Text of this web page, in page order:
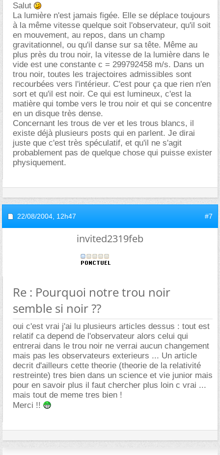
Salut
La lumière n'est jamais figée. Elle se déplace toujours
à la même vitesse quelque soit l'observateur, qu'il soit
en mouvement, au repos, dans un champ
gravitationnel, ou qu'il danse sur sa tête. Même au
plus près du trou noir, la vitesse de la lumière dans le
vide est une constante c = 299792458 m/s. Dans un
trou noir, toutes les trajectoires admissibles sont
recourbées vers l'intérieur. C'est pour ça que rien n'en
sort et qu'il est noir. Ce qui est lumineux, c'est la
matière qui tombe vers le trou noir et qui se concentre
en un disque très dense.
Concernant les trous de ver et les trous blancs, il
existe déjà plusieurs posts qui en parlent. Je dirai
juste que c'est très spéculatif, et qu'il ne s'agit
probablement pas de quelque chose qui puisse exister
physiquement.
22/08/2004, 12h47 #7
invited2319feb
Re : Pourquoi notre trou noir
semble si noir ??
oui c'est vrai j'ai lu plusieurs articles dessus : tout est
relatif ca depend de l'observateur alors celui qui
entrerai dans le trou noir ne verrai aucun changement
mais pas les observateurs exterieurs ... Un article
decrit d'ailleurs cette theorie (theorie de la relativité
restreinte) tres bien dans un science et vie junior mais
pour en savoir plus il faut chercher plus loin c vrai ...
mais tout de meme tres bien !
Merci !!